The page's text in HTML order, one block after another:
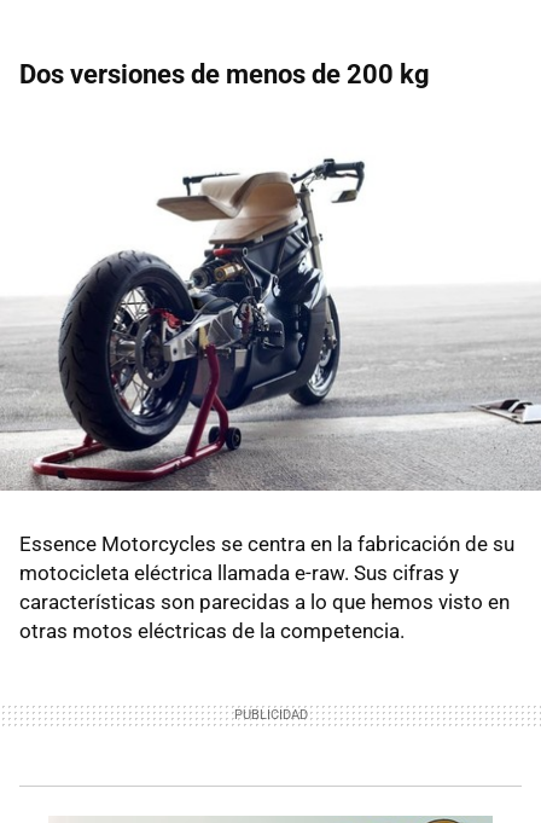
Dos versiones de menos de 200 kg
Essence Motorcycles se centra en la fabricación de su
motocicleta eléctrica llamada e-raw. Sus cifras y
características son parecidas a lo que hemos visto en
otras motos eléctricas de la competencia.